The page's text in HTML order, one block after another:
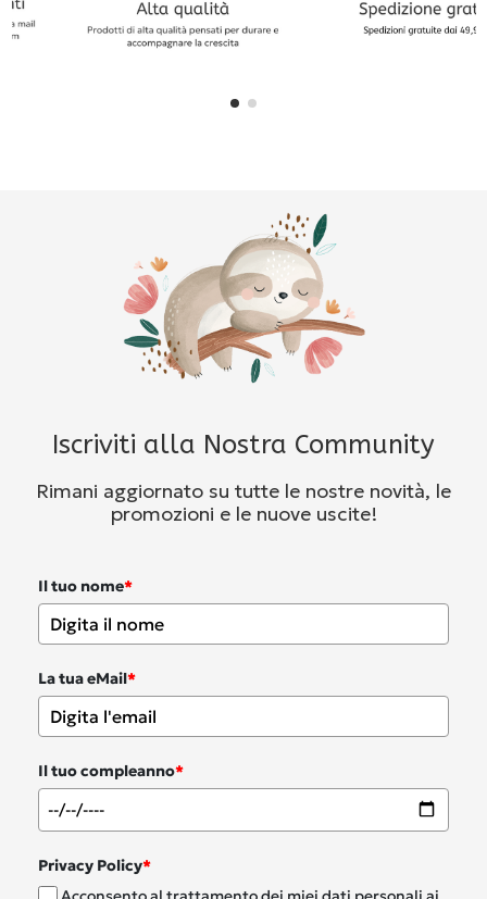
Iscriviti alla Nostra Community
Rimani aggiornato su tutte le nostre novità, le
promozioni e le nuove uscite!
Il tuo nome*
La tua eMail*
Il tuo compleanno*
Privacy Policy*